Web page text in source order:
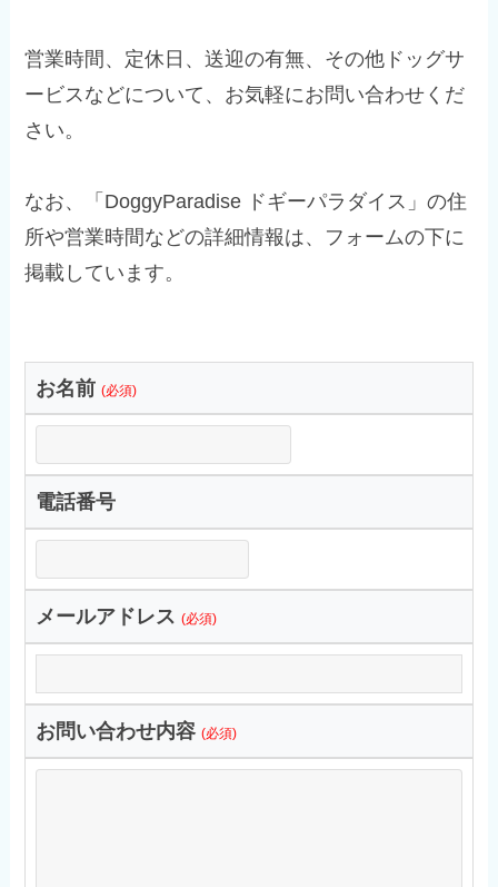
営業時間、定休日、送迎の有無、その他ドッグサ
ービスなどについて、お気軽にお問い合わせくだ
さい。
なお、「DoggyParadise ドギーパラダイス」の住
所や営業時間などの詳細情報は、フォームの下に
掲載しています。
お名前 (必須)
電話番号
メールアドレス (必須)
お問い合わせ内容 (必須)